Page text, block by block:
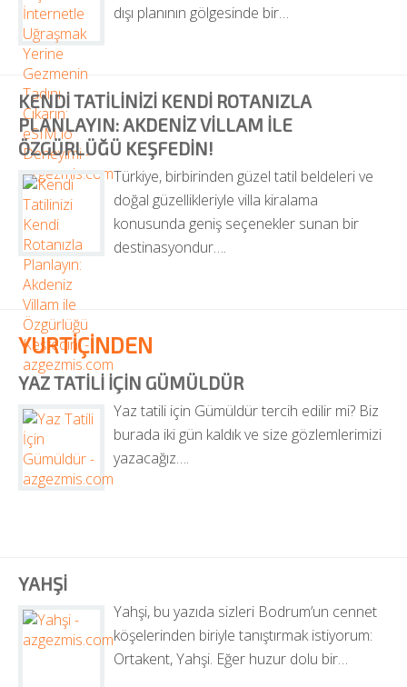
dışı planının gölgesinde bir…
KENDI TATILINIZI KENDI ROTANIZLA
PLANLAYIN: AKDENIZ VILLAM ILE
ÖZGÜRLÜĞÜ KEŞFEDIN!
Türkiye, birbirinden güzel tatil beldeleri ve
doğal güzellikleriyle villa kiralama
konusunda geniş seçenekler sunan bir
destinasyondur….
YURTİÇİNDEN
YAZ TATILI İÇIN GÜMÜLDÜR
Yaz tatili için Gümüldür tercih edilir mi? Biz
burada iki gün kaldık ve size gözlemlerimizi
yazacağız….
YAHŞI
Yahşi, bu yazıda sizleri Bodrum’un cennet
köşelerinden biriyle tanıştırmak istiyorum:
Ortakent, Yahşi. Eğer huzur dolu bir…